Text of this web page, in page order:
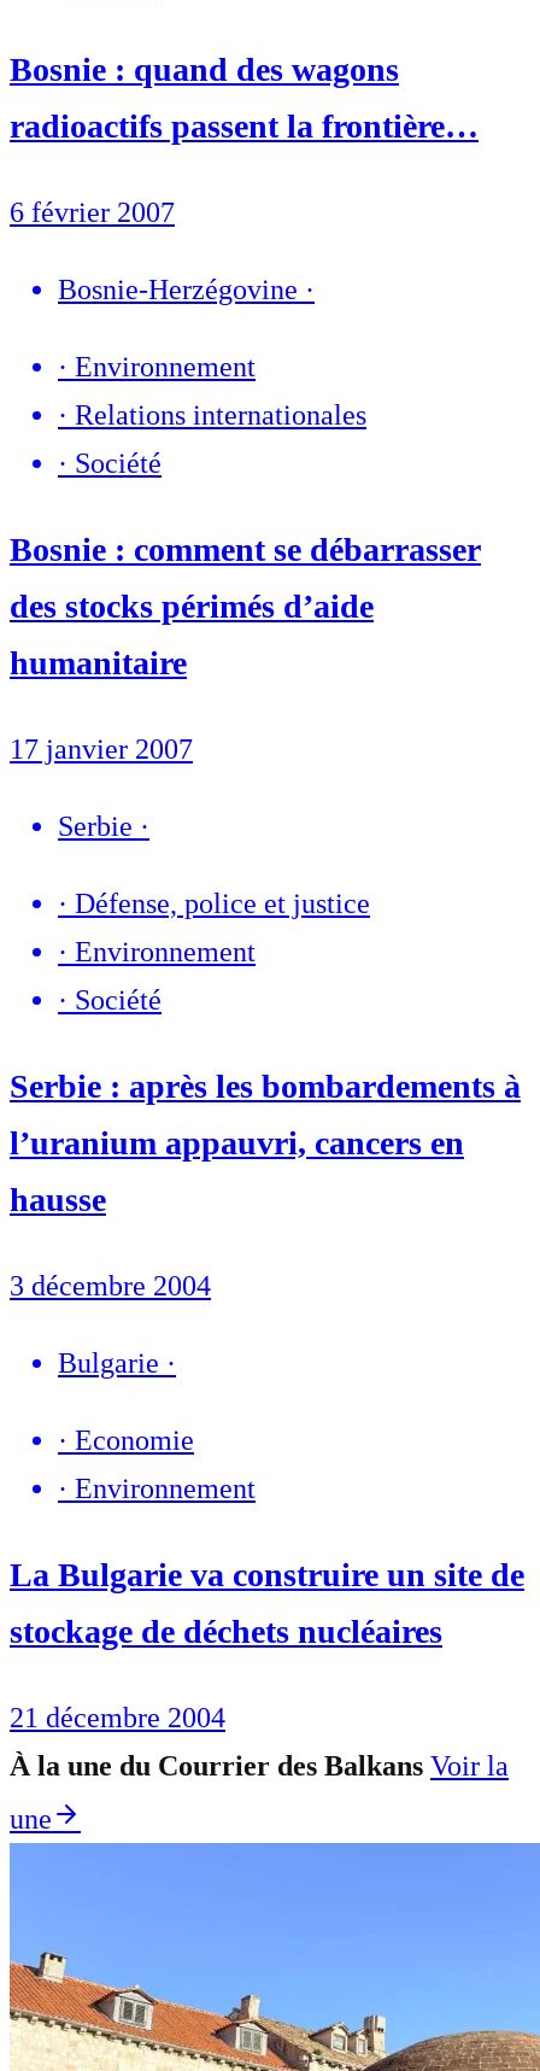
Bosnie : quand des wagons
radioactifs passent la frontière…
6 février 2007
Bosnie-Herzégovine ·
· Environnement
· Relations internationales
· Société
Bosnie : comment se débarrasser
des stocks périmés d’aide
humanitaire
17 janvier 2007
Serbie ·
· Défense, police et justice
· Environnement
· Société
Serbie : après les bombardements à
l’uranium appauvri, cancers en
hausse
3 décembre 2004
Bulgarie ·
· Economie
· Environnement
La Bulgarie va construire un site de
stockage de déchets nucléaires
21 décembre 2004
À la une du Courrier des Balkans Voir la
une